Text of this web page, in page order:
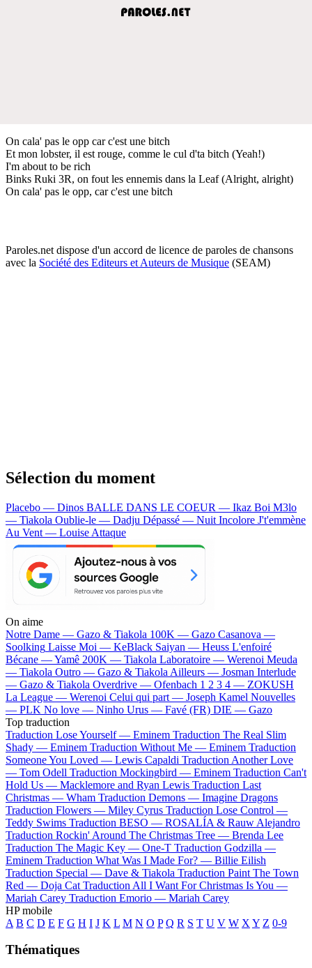
On cala' pas le opp car c'est une bitch
Et mon lobster, il est rouge, comme le cul d'ta bitch (Yeah!)
I'm about to be rich
Binks Ruki 3R, on fout les ennemis dans la Leaf (Alright, alright)
On cala' pas le opp, car c'est une bitch
Paroles.net dispose d'un accord de licence de paroles de chansons
avec la Société des Editeurs et Auteurs de Musique (SEAM)
Sélection du moment
Placebo — Dinos BALLE DANS LE COEUR — Ikaz Boi M3lo
— Tiakola Oublie-le — Dadju Dépassé — Nuit Incolore J't'emmène
Au Vent — Louise Attaque
On aime
Notre Dame — Gazo & Tiakola 100K — Gazo Casanova —
Soolking Laisse Moi — KeBlack Saiyan — Heuss L'enfoiré
Bécane —Yamê 200K — Tiakola Laboratoire — Werenoi Meuda
— Tiakola Outro — Gazo & Tiakola Ailleurs — Josman Interlude
— Gazo & Tiakola Overdrive — Ofenbach 1 2 3 4 — ZOKUSH
La League — Werenoi Celui qui part — Joseph Kamel Nouvelles
— PLK No love — Ninho Urus — Favé (FR) DIE — Gazo
Top traduction
Traduction Lose Yourself — Eminem Traduction The Real Slim
Shady — Eminem Traduction Without Me — Eminem Traduction
Someone You Loved — Lewis Capaldi Traduction Another Love
— Tom Odell Traduction Mockingbird — Eminem Traduction Can't
Hold Us — Macklemore and Ryan Lewis Traduction Last
Christmas — Wham Traduction Demons — Imagine Dragons
Traduction Flowers — Miley Cyrus Traduction Lose Control —
Teddy Swims Traduction BESO — ROSALÍA & Rauw Alejandro
Traduction Rockin' Around The Christmas Tree — Brenda Lee
Traduction The Magic Key — One-T Traduction Godzilla —
Eminem Traduction What Was I Made For? — Billie Eilish
Traduction Special — Dave & Tiakola Traduction Paint The Town
Red — Doja Cat Traduction All I Want For Christmas Is You —
Mariah Carey Traduction Emorio — Mariah Carey
HP mobile
A B C D E F G H I J K L M N O P Q R S T U V W X Y Z 0-9
Thématiques